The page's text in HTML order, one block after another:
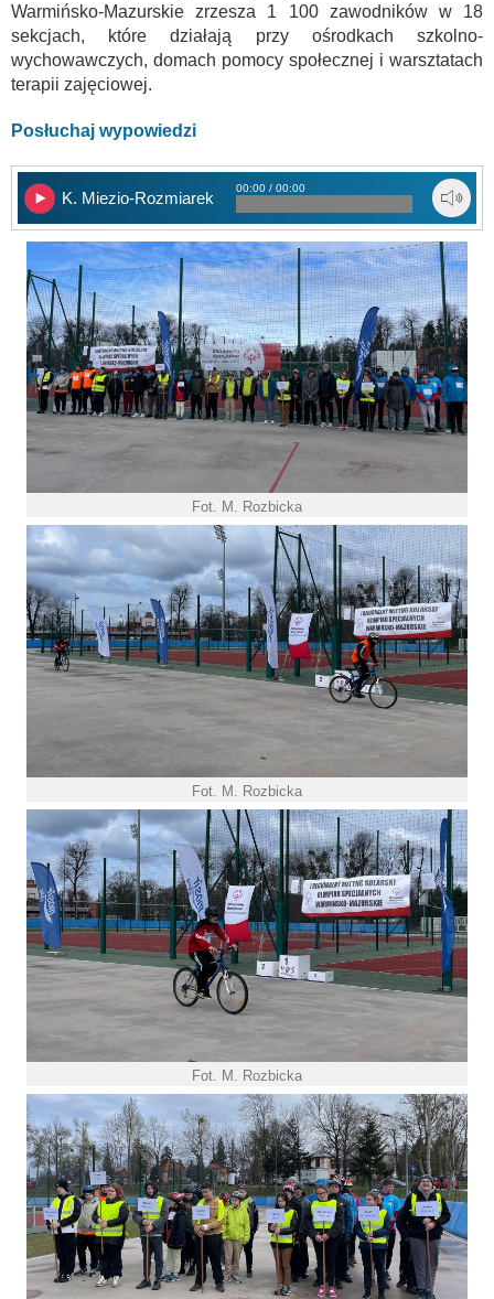
Warmińsko-Mazurskie zrzesza 1 100 zawodników w 18
sekcjach, które działają przy ośrodkach szkolno-
wychowawczych, domach pomocy społecznej i warsztatach
terapii zajęciowej.
Posłuchaj wypowiedzi
K. Miezio-Rozmiarek
00:00 / 00:00
Fot. M. Rozbicka
Fot. M. Rozbicka
Fot. M. Rozbicka